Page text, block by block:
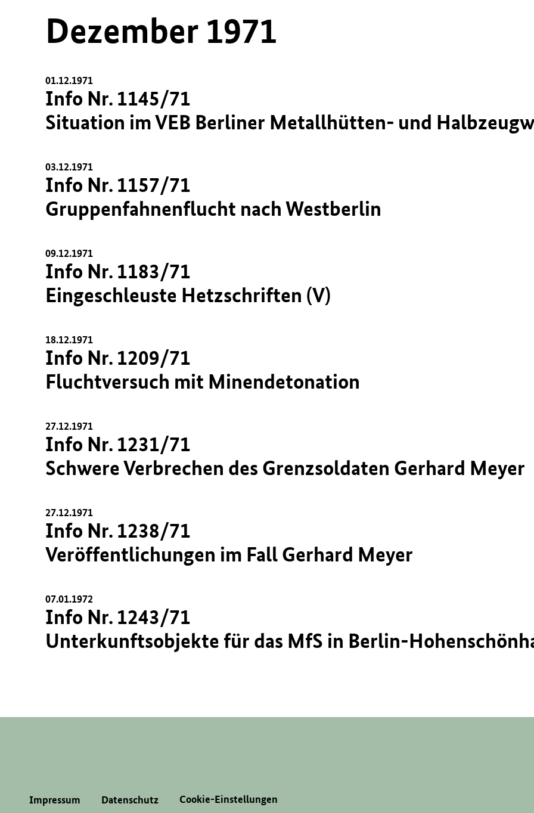
Dezember 1971
01.12.1971
Info Nr. 1145/71
Situation im VEB Berliner Metallhütten- und
03.12.1971
Info Nr. 1157/71
Gruppenfahnenflucht nach Westberlin
09.12.1971
Info Nr. 1183/71
Eingeschleuste Hetzschriften (V)
18.12.1971
Info Nr. 1209/71
Fluchtversuch mit Minendetonation
27.12.1971
Info Nr. 1231/71
Schwere Verbrechen des Grenzsoldaten Gerhard Meyer
27.12.1971
Info Nr. 1238/71
Veröffentlichungen im Fall Gerhard Meyer
07.01.1972
Info Nr. 1243/71
Unterkunftsobjekte für das MfS in Berlin-
Impressum Datenschutz Cookie-Einstellungen